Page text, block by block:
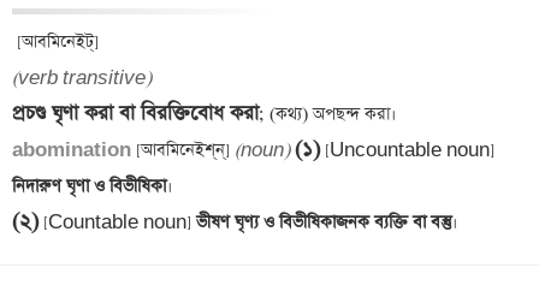
(verb transitive)
প্রচণ্ড ঘৃণা করা বা বিরক্তিবোধ করা
abomination
[আবমিনেইশ্‌ন্] (noun) (১) [Uncountable noun]
নিদারুণ ঘৃণা ও বিভীষিকা
(২) [Countable noun] ভীষণ ঘৃণ্য ও বিভীষিকাজনক ব্যক্তি বা বস্তু